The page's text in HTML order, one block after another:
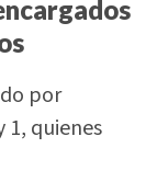
por
1, quienes